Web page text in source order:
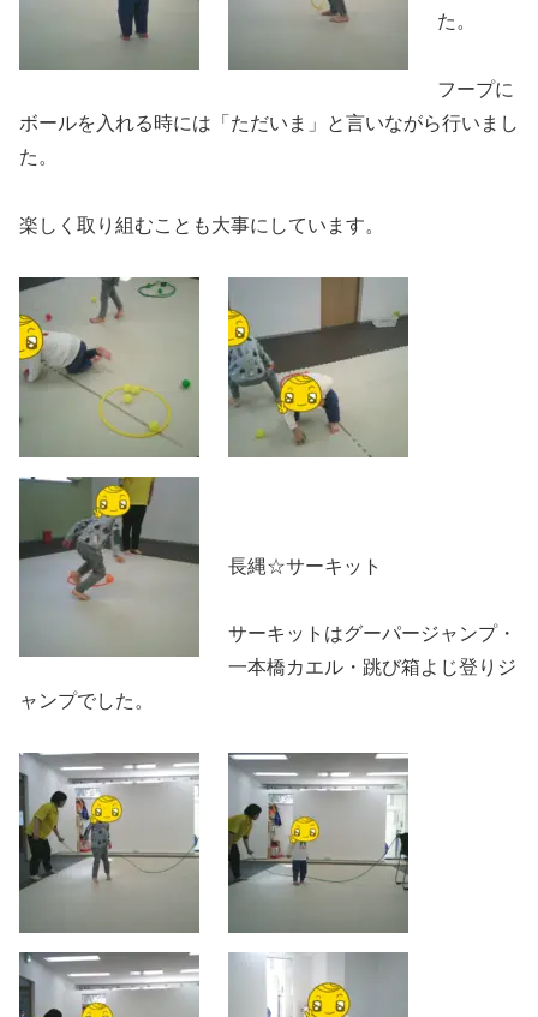
た。
フープに
ボールを入れる時には「ただいま」と言いながら行いまし
た。
楽しく取り組むことも大事にしています。
長縄☆サーキット
サーキットはグーパージャンプ・
一本橋カエル・跳び箱よじ登りジ
ャンプでした。